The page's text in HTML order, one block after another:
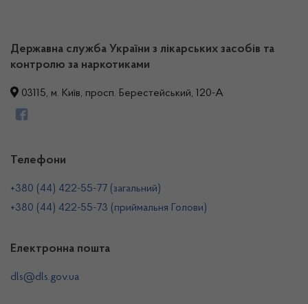
Державна служба України з лікарських засобів та
контролю за наркотиками
03115, м. Київ, просп. Берестейський, 120-А
Телефони
+380 (44) 422-55-77 (загальний)
+380 (44) 422-55-73 (приймальня Голови)
Електронна пошта
dls@dls.gov.ua